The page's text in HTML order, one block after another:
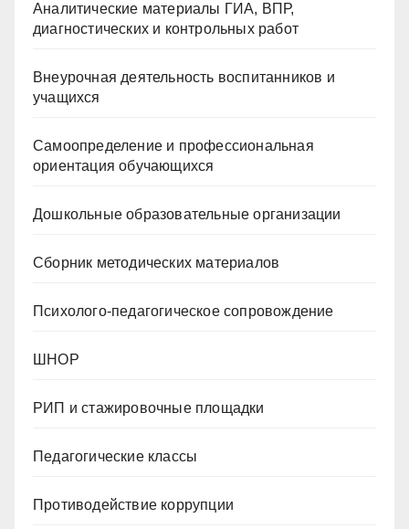
Аналитические материалы ГИА, ВПР,
диагностических и контрольных работ
Внеурочная деятельность воспитанников и
учащихся
Самоопределение и профессиональная
ориентация обучающихся
Дошкольные образовательные организации
Сборник методических материалов
Психолого-педагогическое сопровождение
ШНОР
РИП и стажировочные площадки
Педагогические классы
Противодействие коррупции